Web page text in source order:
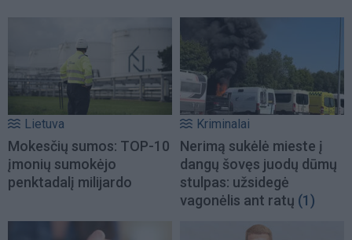
Lietuva
Mokesčių sumos: TOP-10
įmonių sumokėjo
penktadalį milijardo
Kriminalai
Nerimą sukėlė mieste į
dangų šovęs juodų dūmų
stulpas: užsidegė
vagonėlis ant ratų (1)